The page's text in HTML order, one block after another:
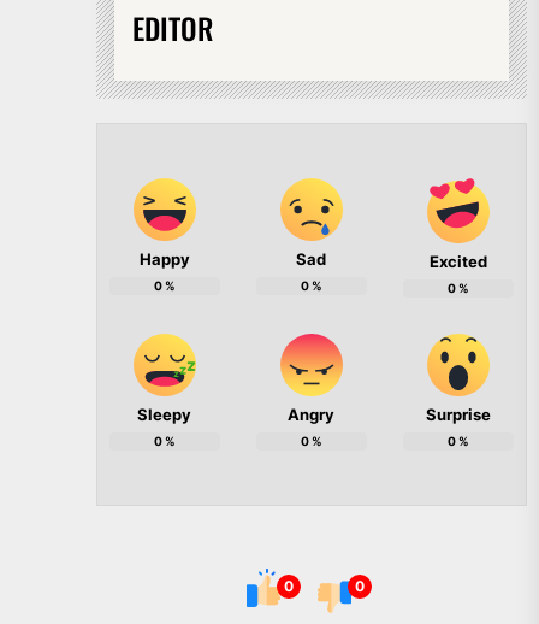
EDITOR
Happy
0%
Sad
0%
Excited
0%
Sleepy
0%
Angry
0%
Surprise
0%
0 0